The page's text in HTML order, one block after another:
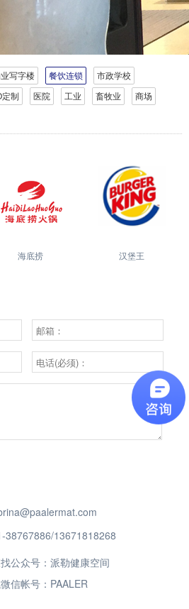
写字楼 餐饮连锁
市政学校
定制 医院 工业 畜牧业
商场
海底捞 汉堡王
38767886/13671818268
公众号：派勒健康空间
信帐号：PAALER